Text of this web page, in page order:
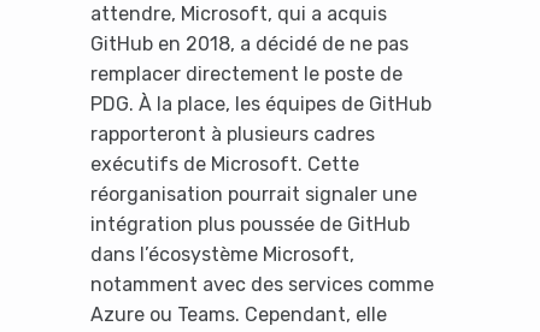
attendre, Microsoft, qui a acquis
GitHub en 2018, a décidé de ne pas
remplacer directement le poste de
PDG. À la place, les équipes de GitHub
rapporteront à plusieurs cadres
exécutifs de Microsoft. Cette
réorganisation pourrait signaler une
intégration plus poussée de GitHub
dans l’écosystème Microsoft,
notamment avec des services comme
Azure ou Teams. Cependant, elle